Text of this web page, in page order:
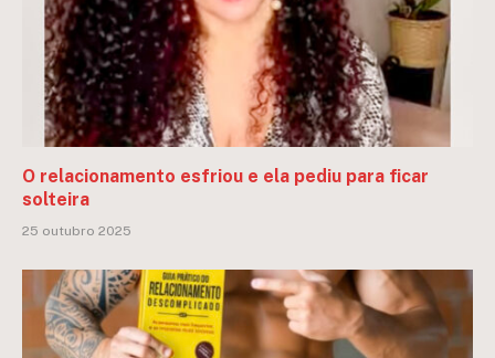
O relacionamento esfriou e ela pediu para ficar
solteira
25 outubro 2025